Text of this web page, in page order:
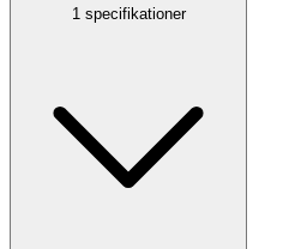
1 specifikationer